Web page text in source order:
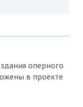
оперного
в проекте